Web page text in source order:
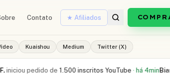
Contato ★ Afiliados
Kuaishou Medium Twitter (X)
de 1.500 inscritos YouTube · há 4minBianca L.